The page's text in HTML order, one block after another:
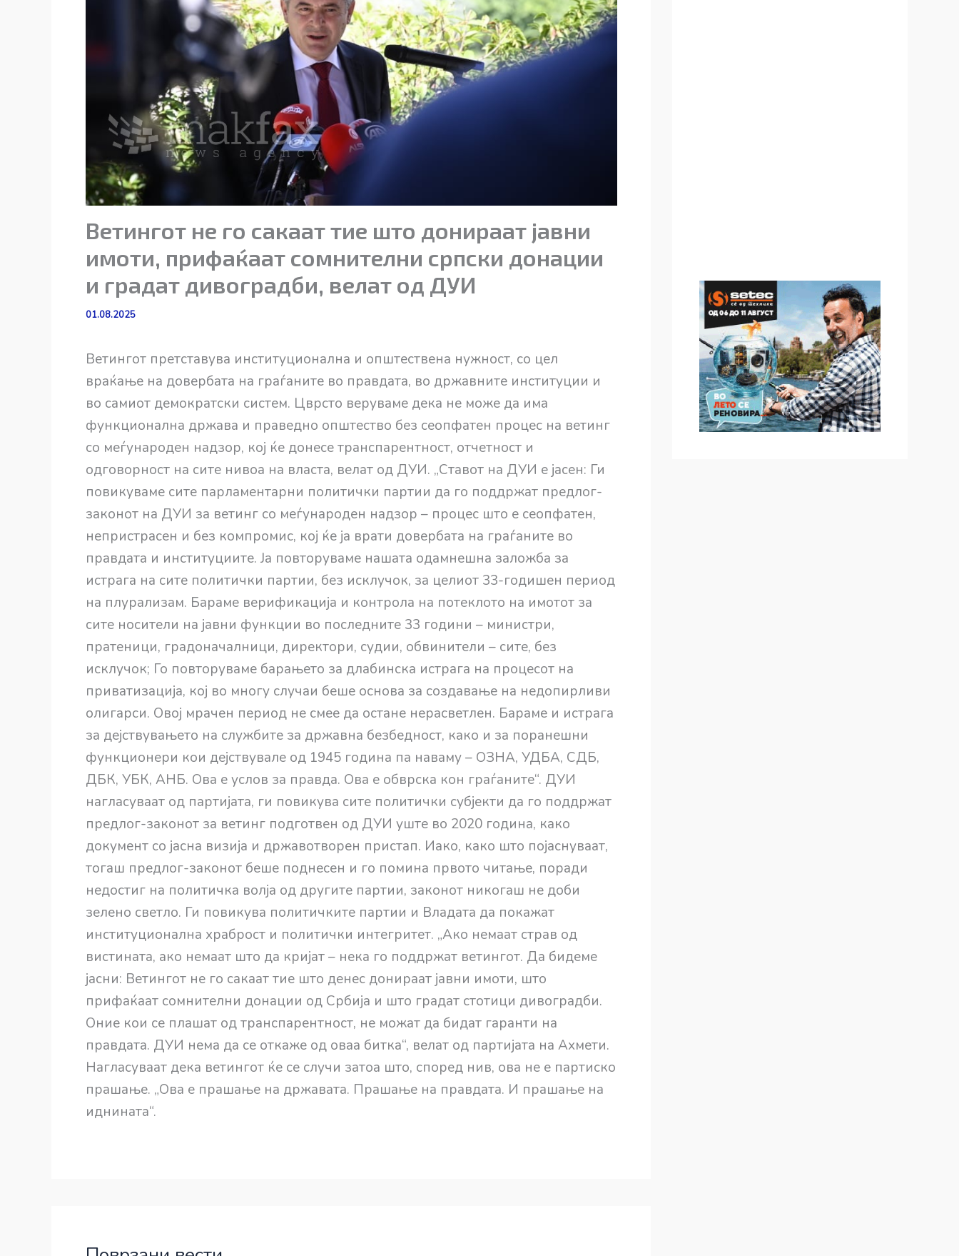
Ветингот не го сакаат тие што донираат јавни
имоти, прифаќаат сомнителни српски донации
и градат дивоградби, велат од ДУИ
01.08.2025
Ветингот претставува институционална и општествена нужност, со цел
враќање на довербата на граѓаните во правдата, во државните институции и
во самиот демократски систем. Цврсто веруваме дека не може да има
функционална држава и праведно општество без сеопфатен процес на ветинг
со меѓународен надзор, кој ќе донесе транспарентност, отчетност и
одговорност на сите нивоа на власта, велат од ДУИ. „Ставот на ДУИ е јасен: Ги
повикуваме сите парламентарни политички партии да го поддржат предлог-
законот на ДУИ за ветинг со меѓународен надзор – процес што е сеопфатен,
непристрасен и без компромис, кој ќе ја врати довербата на граѓаните во
правдата и институциите. Ја повторуваме нашата одамнешна заложба за
истрага на сите политички партии, без исклучок, за целиот 33-годишен период
на плурализам. Бараме верификација и контрола на потеклото на имотот за
сите носители на јавни функции во последните 33 години – министри,
пратеници, градоначалници, директори, судии, обвинители – сите, без
исклучок; Го повторуваме барањето за длабинска истрага на процесот на
приватизација, кој во многу случаи беше основа за создавање на недопирливи
олигарси. Овој мрачен период не смее да остане нерасветлен. Бараме и истрага
за дејствувањето на службите за државна безбедност, како и за поранешни
функционери кои дејствувале од 1945 година па наваму – ОЗНА, УДБА, СДБ,
ДБК, УБК, АНБ. Ова е услов за правда. Ова е обврска кон граѓаните“. ДУИ
нагласуваат од партијата, ги повикува сите политички субјекти да го поддржат
предлог-законот за ветинг подготвен од ДУИ уште во 2020 година, како
документ со јасна визија и државотворен пристап. Иако, како што појаснуваат,
тогаш предлог-законот беше поднесен и го помина првото читање, поради
недостиг на политичка волја од другите партии, законот никогаш не доби
зелено светло. Ги повикува политичките партии и Владата да покажат
институционална храброст и политички интегритет. „Ако немаат страв од
вистината, ако немаат што да кријат – нека го поддржат ветингот. Да бидеме
јасни: Ветингот не го сакаат тие што денес донираат јавни имоти, што
прифаќаат сомнителни донации од Србија и што градат стотици дивоградби.
Оние кои се плашат од транспарентност, не можат да бидат гаранти на
правдата. ДУИ нема да се откаже од оваа битка“, велат од партијата на Ахмети.
Нагласуваат дека ветингот ќе се случи затоа што, според нив, ова не е партиско
прашање. „Ова е прашање на државата. Прашање на правдата. И прашање на
иднината“.